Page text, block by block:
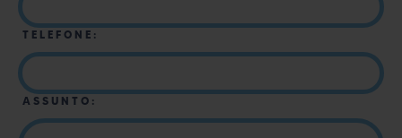
TELEFONE:
ASSUNTO: